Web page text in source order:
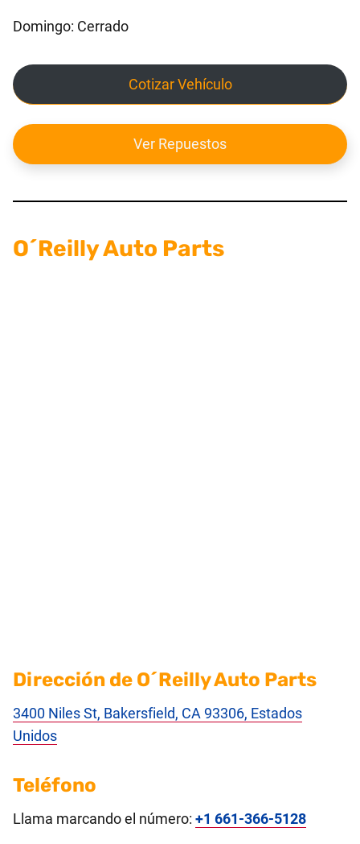
Domingo: Cerrado
Cotizar Vehículo
Ver Repuestos
O´Reilly Auto Parts
Dirección de O´Reilly Auto Parts
3400 Niles St, Bakersfield, CA 93306, Estados
Unidos
Teléfono
Llama marcando el número: +1 661-366-5128